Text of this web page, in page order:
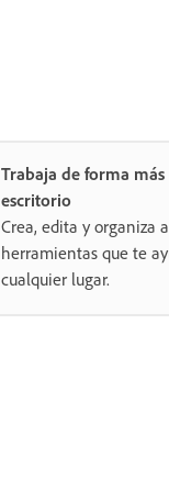
Trabaja de forma
escritorio
Crea, edita y organiza
herramientas que te
cualquier lugar.